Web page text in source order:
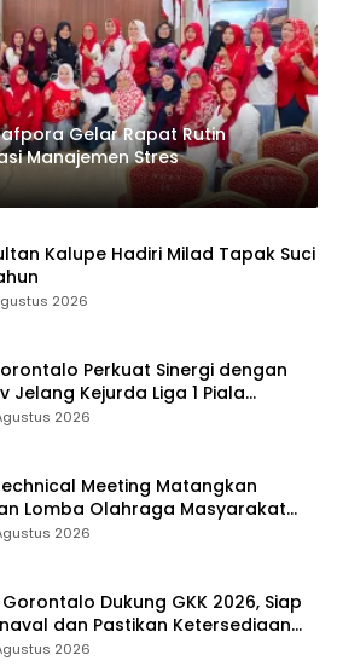
Gelar Rapat Rutin
Manajemen Stres
Kalupe Hadiri Milad Tapak Suci
2026
Perkuat Sinergi dengan
Jelang Kejurda Liga 1 Piala
20262026
Meeting Matangkan
Lomba Olahraga Masyarakat
Gorontalo
2026
Gorontalo Dukung GKK 2026, Siap
dan Pastikan Ketersediaan
2026